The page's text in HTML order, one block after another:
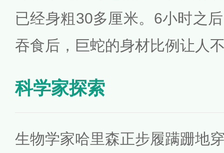
已经身粗30多厘米。6小时之
吞食后，巨蛇的身材比例让人
科学家探索
生物学家哈里森正步履蹒跚地